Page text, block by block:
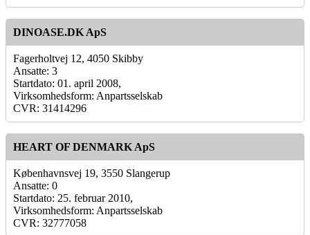
DINOASE.DK ApS
Fagerholtvej 12, 4050 Skibby
Ansatte: 3
Startdato: 01. april 2008,
Virksomhedsform: Anpartsselskab
CVR: 31414296
HEART OF DENMARK ApS
Københavnsvej 19, 3550 Slangerup
Ansatte: 0
Startdato: 25. februar 2010,
Virksomhedsform: Anpartsselskab
CVR: 32777058